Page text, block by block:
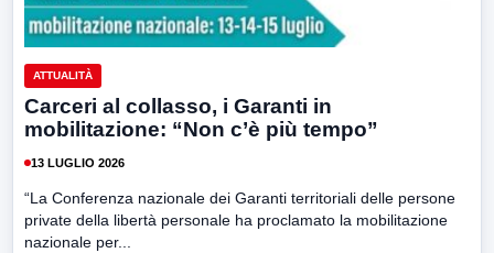
ATTUALITÀ
Carceri al collasso, i Garanti in
mobilitazione: “Non c’è più tempo”
13 LUGLIO 2026
“La Conferenza nazionale dei Garanti territoriali delle persone
private della libertà personale ha proclamato la mobilitazione
nazionale per...